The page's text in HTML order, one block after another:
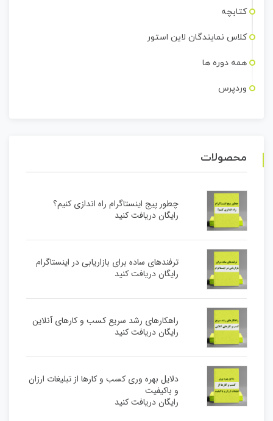
کتابچه
کلاس نمایندگان لاین استور
همه دوره ها
وردپرس
محصولات
چطور پیج اینستاگرام راه اندازی کنیم؟
رایگان دریافت کنید
ترفندهای ساده برای بازاریابی در اینستاگرام
رایگان دریافت کنید
راهکارهای رشد سریع کسب و کارهای آنلاین
رایگان دریافت کنید
دلایل بهره وری کسب و کارها از تبلیغات ارزان
و باکیفیت
رایگان دریافت کنید